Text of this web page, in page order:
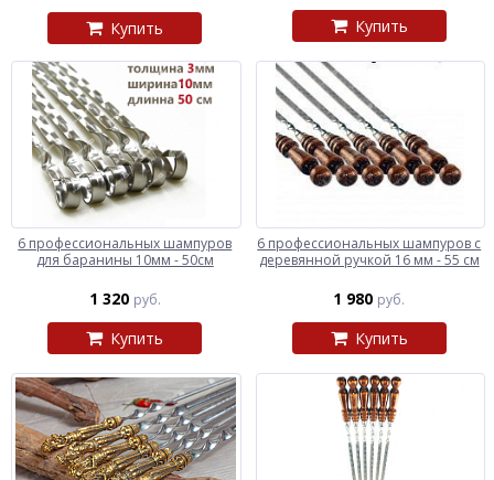
Купить Купить
6 профессиональных шампуров
для баранины 10мм - 50см
1 320 руб.
Купить
6 профессиональных шампуров с
деревянной ручкой 16 мм - 55 см
1 980 руб.
Купить